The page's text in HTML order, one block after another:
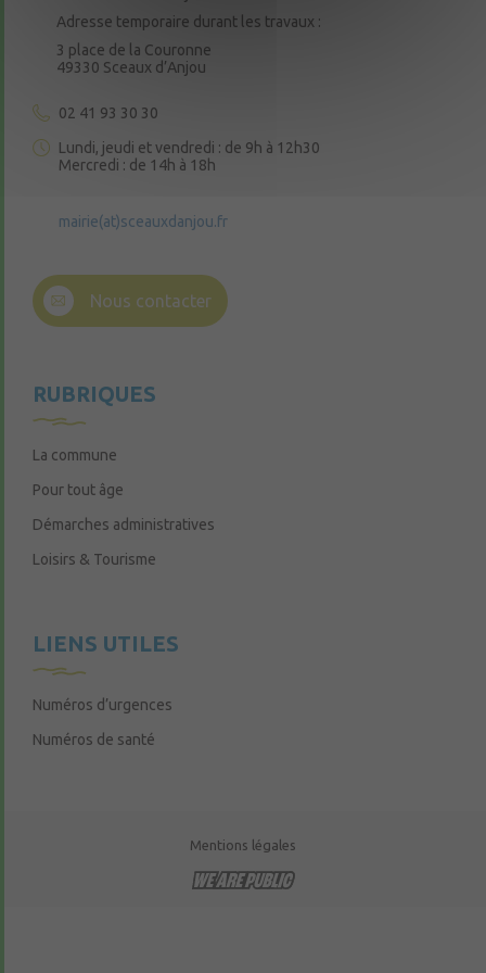
Adresse temporaire durant les travaux :
3 place de la Couronne
49330 Sceaux d’Anjou
02 41 93 30 30
Lundi, jeudi et vendredi : de 9h à 12h30
Mercredi : de 14h à 18h
mairie(at)sceauxdanjou.fr
Nous contacter
RUBRIQUES
La commune
Pour tout âge
Démarches administratives
Loisirs & Tourisme
LIENS UTILES
Numéros d’urgences
Numéros de santé
Mentions légales